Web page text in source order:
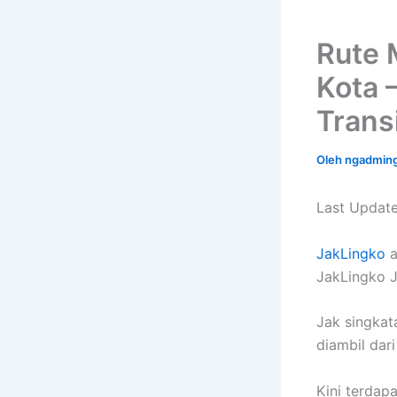
Rute
Kota
Oleh
Last
JakLingko
JakLingko
Jak
diambil
Kini